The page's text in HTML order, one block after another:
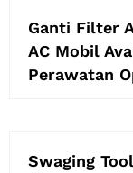
Ganti Filter
AC Mobil
Perawatan
Swaging